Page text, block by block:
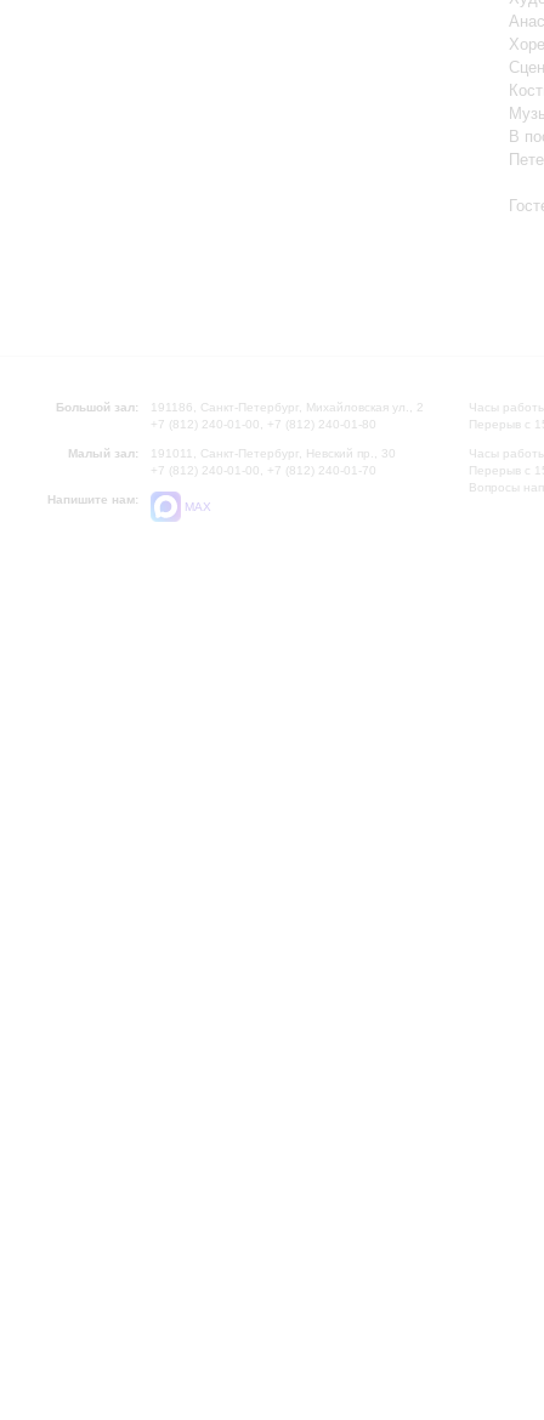
В
Большой зал:
191186, Санкт-Петербург, Михайловская ул., 2
+7 (812) 240-01-00, +7 (812) 240-01-80
Малый зал:
191011, Санкт-Петербург, Невский пр., 30
+7 (812) 240-01-00, +7 (812) 240-01-70
Напишите нам:
MAX
Часы
Перерыв с
Часы
Перерыв с
Вопросы